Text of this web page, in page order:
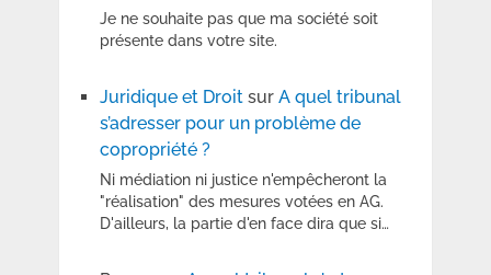
Je ne souhaite pas que ma société soit
présente dans votre site.
Juridique et Droitsur A quel tribunal
s’adresser pour un problème de
copropriété ?
Ni médiation ni justice n'empêcheront la
"réalisation" des mesures votées en AG.
D'ailleurs, la partie d'en face dira que si…